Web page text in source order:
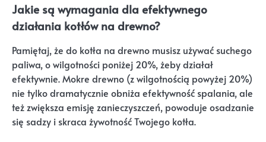
Jakie są wymagania dla efektywnego
działania kotłów na drewno?
Pamiętaj, że do kotła na drewno musisz używać suchego
paliwa, o wilgotności poniżej 20%, żeby działał
efektywnie. Mokre drewno (z wilgotnością powyżej 20%)
nie tylko dramatycznie obniża efektywność spalania, ale
też zwiększa emisję zanieczyszczeń, powoduje osadzanie
się sadzy i skraca żywotność Twojego kotła.